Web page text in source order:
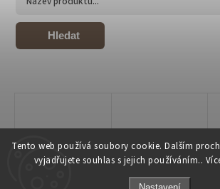
Tento web používá soubory cookie. Dalším
vyjadřujete souhlas s jejich používáním..
Hledat